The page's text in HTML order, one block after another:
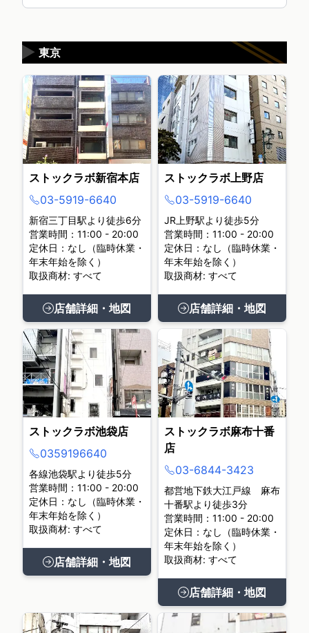
東京
▶
ストックラボ新宿本店
03-5919-6640
新宿三丁目駅より徒歩6分
営業時間：11:00 - 20:00
定休日：なし（臨時休業・
年末年始を除く）
取扱商材: すべて
店舗詳細・地図
ストックラボ上野店
03-5919-6640
JR上野駅より徒歩5分
営業時間：11:00 - 20:00
定休日：なし（臨時休業・
年末年始を除く）
取扱商材: すべて
店舗詳細・地図
ストックラボ池袋店
0359196640
各線池袋駅より徒歩5分
営業時間：11:00 - 20:00
定休日：なし（臨時休業・
年末年始を除く）
取扱商材: すべて
店舗詳細・地図
ストックラボ麻布十番
店
03-6844-3423
都営地下鉄大江戸線 麻布
十番駅より徒歩3分
営業時間：11:00 - 20:00
定休日：なし（臨時休業・
年末年始を除く）
取扱商材: すべて
店舗詳細・地図